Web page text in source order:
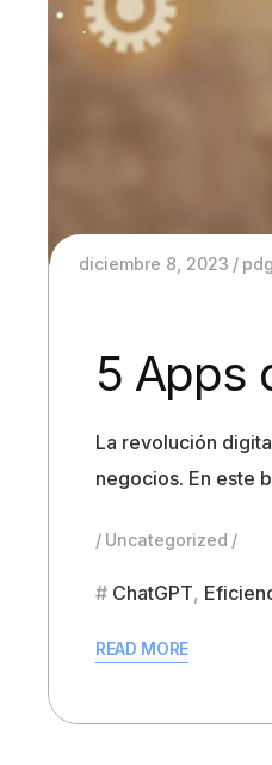
diciembre 8, 2023
5 Apps
La revolución
negocios. En este
Uncategorized
ChatGPT,
READ MORE